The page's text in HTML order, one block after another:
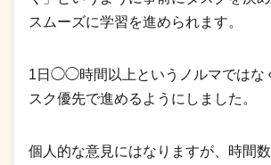
スムーズに学習を進められます。
1日◯◯時間以上というノルマではな
スク優先で進めるようにしました。
個人的な意見にはなりますが、時間